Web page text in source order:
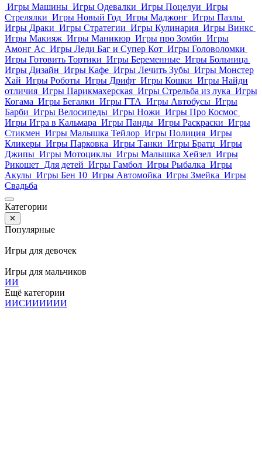
Игры Машины Игры Одевалки Игры Поцелуи Игры
Стрелялки Игры Новый Год Игры Маджонг Игры Пазлы
Игры Драки Игры Стратегии Игры Кулинария Игры Винкс
Игры Макияж Игры Маникюр Игры про Зомби Игры
Амонг Ас Игры Леди Баг и Супер Кот Игры Головоломки
Игры Готовить Тортики Игры Беременные Игры Больница
Игры Дизайн Игры Кафе Игры Лечить Зубы Игры Монстер
Хай Игры Роботы Игры Дрифт Игры Кошки Игры Найди
отличия Игры Парикмахерская Игры Стрельба из лука Игры
Когама Игры Бегалки Игры ГТА Игры Автобусы Игры
Барби Игры Велосипеды Игры Ножи Игры Про Космос
Игры Игра в Кальмара Игры Панды Игры Раскраски Игры
Стикмен Игры Малышка Тейлор Игры Полиция Игры
Кликеры Игры Парковка Игры Танки Игры Братц Игры
Джипы Игры Мотоциклы Игры Малышка Хейзел Игры
Рикошет Для детей Игры Гамбол Игры Рыбалка Игры
Акулы Игры Бен 10 Игры Автомойка Игры Змейка Игры
Свадьба
Категории
✕
Популярные
Игры для девочек
Игры для мальчиков
ИИ
Ещё категории
ИИСИИИИИИ